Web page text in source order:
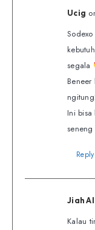
Ucig
segala
Ini
seneng
Reply
Jiah
Kalau